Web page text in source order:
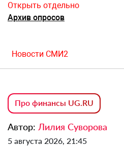
Открыть отдельно
Архив опросов
Новости СМИ2
Про финансы UG.RU
Автор: Лилия Суворова
5 августа 2026, 21:45